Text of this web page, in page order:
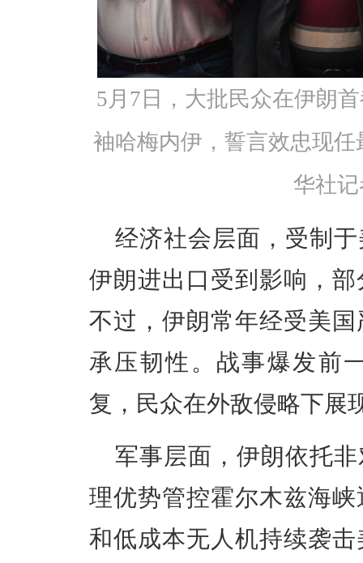
5月7日，大批民众在伊朗
袖哈梅内伊，誓言效忠现
华社
经济社会层面，受制
伊朗进出口受到影响，
不过，伊朗常年经受美
承压韧性。战事爆发前
复，民众在外敌侵略下展
军事层面，伊朗依托
理优势管控霍尔木兹海
和低成本无人机持续袭